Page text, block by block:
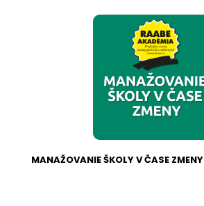
MANAŽOVANIE ŠKOLY V ČASE ZMENY